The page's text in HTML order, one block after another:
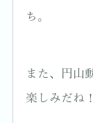
ち。
また、円山
楽しみだね！